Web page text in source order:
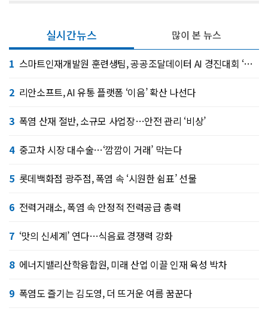
실시간뉴스
1 스마트인재개발원 훈련생팀, 공공조달데이터 AI 경진대회 ‘대상’
2 리안소프트, AI 유통 플랫폼 ‘이음’ 확산 나선다
3 폭염 산재 절반, 소규모 사업장…안전 관리 ‘비상’
4 중고차 시장 대수술…‘깜깜이 거래’ 막는다
5 롯데백화점 광주점, 폭염 속 ‘시원한 쉼표’ 선물
6 전력거래소, 폭염 속 안정적 전력공급 총력
7 ‘맛의 신세계’ 연다…식음료 경쟁력 강화
8 에너지밸리산학융합원, 미래 산업 이끌 인재 육성 박차
9 폭염도 즐기는 김도영, 더 뜨거운 여름 꿈꾼다
많이 본 뉴스